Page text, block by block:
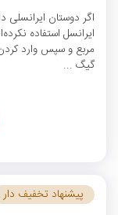
گیگ ...
پیشنهاد تخفیف دار